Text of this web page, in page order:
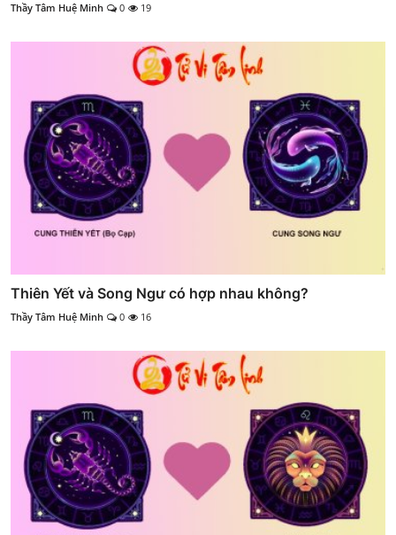
Thầy Tâm Huệ Minh 0 19
Thiên Yết và Song Ngư có hợp nhau không?
Thầy Tâm Huệ Minh 0 16